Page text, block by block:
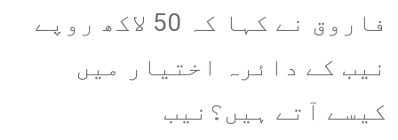
فاروق نے کہا کہ 50 لاکھ روپے
نیب کے دائرہ اختیار میں
کیسے آتے ہیں؟نیب